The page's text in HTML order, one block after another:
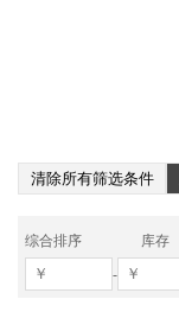
清除所有筛选条件
综合排序 库存
-